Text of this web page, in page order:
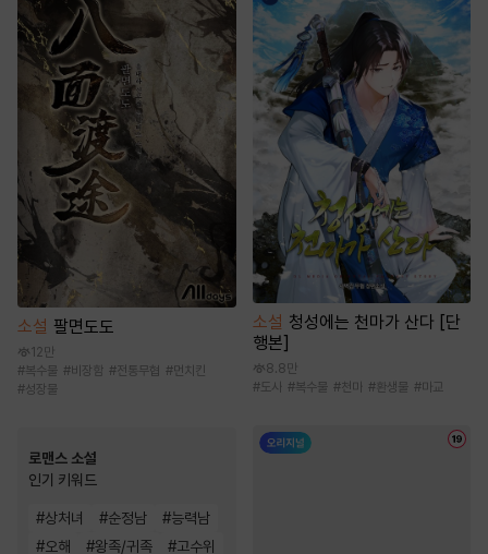
소설 팔면도도
12만
#복수물 #비장함 #전통무협 #먼치킨
#성장물
로맨스 소설
인기 키워드
#상처녀 #순정남 #능력남
#오해 #왕족/귀족 #고수위
소설 청성에는 천마가 산다 [단
행본]
8.8만
#도사 #복수물 #천마 #환생물 #마교